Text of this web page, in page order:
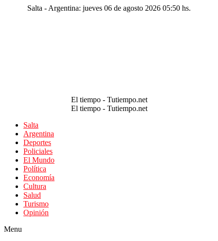
Salta - Argentina: jueves 06 de agosto 2026 05:50 hs.
El tiempo - Tutiempo.net
El tiempo - Tutiempo.net
Salta
Argentina
Deportes
Policiales
El Mundo
Política
Economía
Cultura
Salud
Turismo
Opinión
Menu